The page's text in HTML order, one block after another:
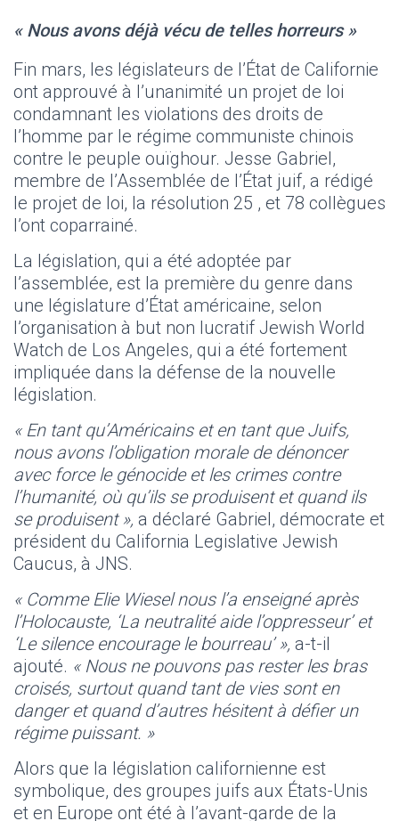
« Nous avons déjà vécu de telles horreurs »
Fin mars, les législateurs de l’État de Californie
ont approuvé à l’unanimité un projet de loi
condamnant les violations des droits de
l’homme par le régime communiste chinois
contre le peuple ouïghour. Jesse Gabriel,
membre de l’Assemblée de l’État juif, a rédigé
le projet de loi, la résolution 25 , et 78 collègues
l’ont coparrainé.
La législation, qui a été adoptée par
l’assemblée, est la première du genre dans
une législature d’État américaine, selon
l’organisation à but non lucratif Jewish World
Watch de Los Angeles, qui a été fortement
impliquée dans la défense de la nouvelle
législation.
« En tant qu’Américains et en tant que Juifs,
nous avons l’obligation morale de dénoncer
avec force le génocide et les crimes contre
l’humanité, où qu’ils se produisent et quand ils
se produisent », a déclaré Gabriel, démocrate et
président du California Legislative Jewish
Caucus, à JNS.
« Comme Elie Wiesel nous l’a enseigné après
l’Holocauste, ‘La neutralité aide l’oppresseur’ et
‘Le silence encourage le bourreau’ », a-t-il
ajouté. « Nous ne pouvons pas rester les bras
croisés, surtout quand tant de vies sont en
danger et quand d’autres hésitent à défier un
régime puissant. »
Alors que la législation californienne est
symbolique, des groupes juifs aux États-Unis
et en Europe ont été à l’avant-garde de la